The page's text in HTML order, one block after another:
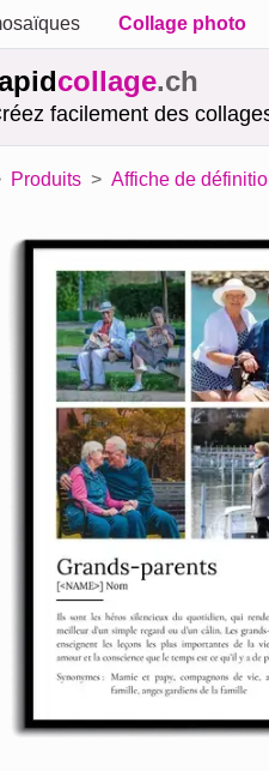
Collage photo
collage.ch
facilement des
Produits Affiche de